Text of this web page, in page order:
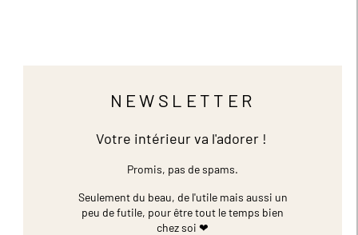
NEWSLETTER
Votre intérieur va l'adorer !
Promis, pas de spams.
Seulement du beau, de l'utile mais aussi un
peu de futile, pour être tout le temps bien
chez soi ❤